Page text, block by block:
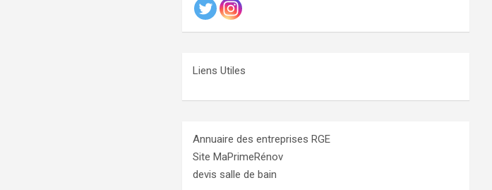
Liens Utiles
Annuaire des entreprises RGE
Site MaPrimeRénov
devis salle de bain